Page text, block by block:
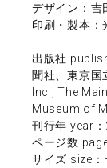
デザイン：吉
印刷・製本：
出版社
聞社、東京
Inc., The
Museum of
刊行年 year
ページ数
サイズ size